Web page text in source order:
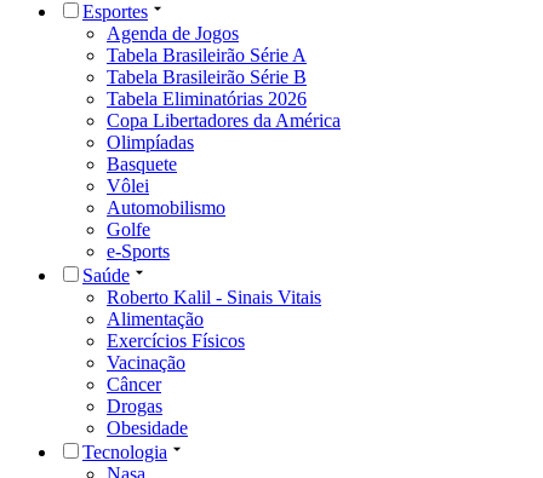
Esportes
Agenda de Jogos
Tabela Brasileirão Série A
Tabela Brasileirão Série B
Tabela Eliminatórias 2026
Copa Libertadores da América
Olimpíadas
Basquete
Vôlei
Automobilismo
Golfe
e-Sports
Saúde
Roberto Kalil - Sinais Vitais
Alimentação
Exercícios Físicos
Vacinação
Câncer
Drogas
Obesidade
Tecnologia